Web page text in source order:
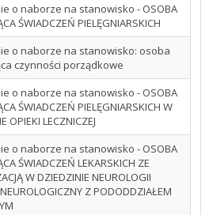
o naborze na stanowisko - OSOBA
ŚWIADCZEŃ PIELĘGNIARSKICH
o naborze na stanowisko: osoba
czynności porządkowe
o naborze na stanowisko - OSOBA
ŚWIADCZEŃ PIELĘGNIARSKICH W
OPIEKI LECZNICZEJ
o naborze na stanowisko - OSOBA
ŚWIADCZEŃ LEKARSKICH ZE
W DZIEDZINIE NEUROLOGII
Z PODODDZIAŁEM